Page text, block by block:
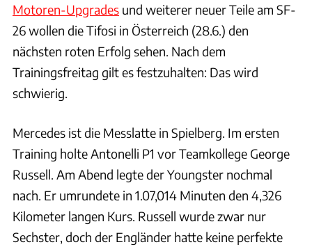
Motoren-Upgrades und weiterer neuer Teile am SF-
26 wollen die Tifosi in Österreich (28.6.) den
nächsten roten Erfolg sehen. Nach dem
Trainingsfreitag gilt es festzuhalten: Das wird
schwierig.
Mercedes ist die Messlatte in Spielberg. Im ersten
Training holte Antonelli P1 vor Teamkollege George
Russell. Am Abend legte der Youngster nochmal
nach. Er umrundete in 1.07,014 Minuten den 4,326
Kilometer langen Kurs. Russell wurde zwar nur
Sechster, doch der Engländer hatte keine perfekte